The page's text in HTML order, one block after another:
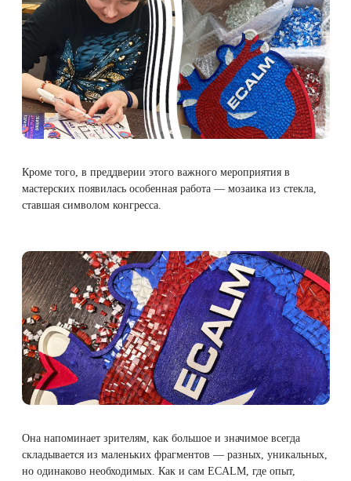
Кроме того, в преддверии этого важного мероприятия в
мастерских появилась особенная работа — мозаика из стекла,
ставшая символом конгресса.
Она напоминает зрителям, как большое и значимое всегда
складывается из маленьких фрагментов — разных, уникальных,
но одинаково необходимых. Как и сам ECALM, где опыт,